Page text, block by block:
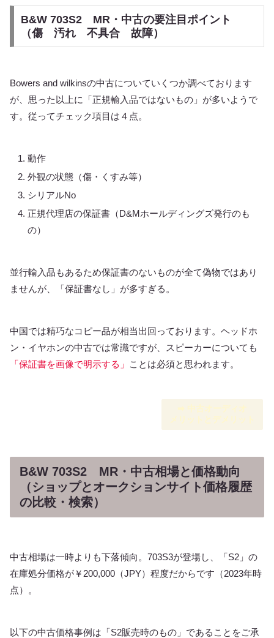
B&W 703S2 MR・中古の要注目ポイント
（傷 汚れ 不具合 故障）
Bowers and wilkinsの中古についていくつか調べております
が、思った以上に「正規輸入品ではないもの」が多いようで
す。従ってチェック項目は４点。
動作
外観の状態（傷・くすみ等）
シリアルNo
正規代理店の保証書（D&Mホールディングズ発行のも
の）
並行輸入品もあるため保証書のないものが全て偽物ではあり
ませんが、「保証書なし」が多すぎる。
中国では精巧なコピー品が相当出回っております。ヘッドホ
ン・イヤホンの中古では常識ですが、スピーカーについても
「保証書を画像で明示する」
ことは必須と思われます。
➡︎ 中古オーディオ
メリットとデメリット
B&W 703S2 MR・中古相場と価格動向
（ショップとオークションサイト価格履歴
の比較・検索）
中古相場は一時よりも下落傾向。703S3が登場し、「S2」の
在庫処分価格が￥200,000（JPY）程度だからです（2023年時
点）。
以下の中古価格事例は「S2販売時のもの」であることをご承